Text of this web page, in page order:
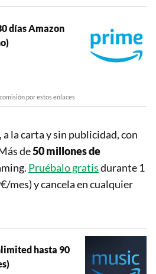
días Amazon
por estos enlaces
la carta y sin publicidad, con
de50 millones de
Pruébalo gratisdurante 1
mes) y cancela en cualquier
hasta 90